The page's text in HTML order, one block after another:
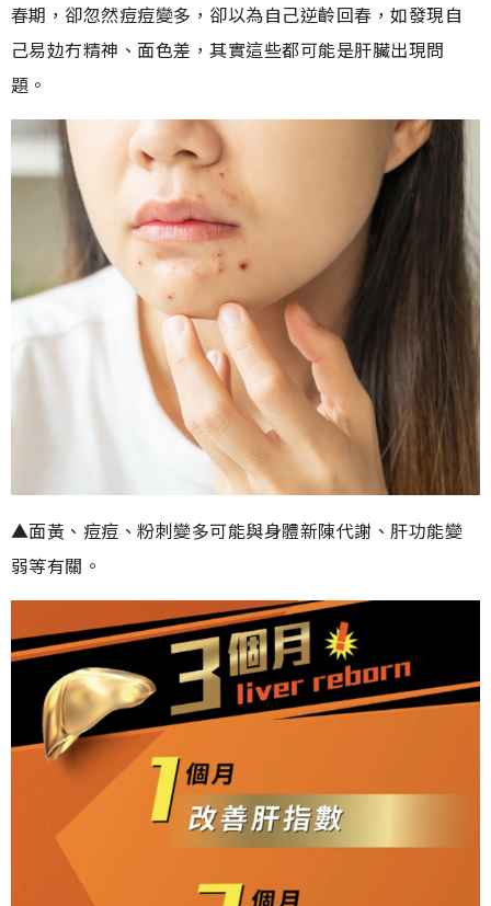
春期，卻忽然痘痘變多，卻以為自己逆齡回春，如發現自
己易攰冇精神、面色差，其實這些都可能是肝臟出現問
題。
▲面黃、痘痘、粉刺變多可能與身體新陳代謝、肝功能變
弱等有關。